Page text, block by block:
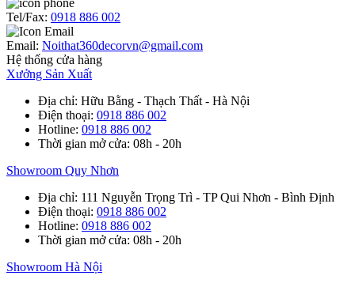
Tel/Fax: 0918 886 002
Email: Noithat360decorvn@gmail.com
Hệ thống cửa hàng
Xưởng Sản Xuất
Địa chỉ: Hữu Bằng - Thạch Thất - Hà Nội
Điện thoại: 0918 886 002
Hotline: 0918 886 002
Thời gian mở cửa: 08h - 20h
Showroom Quy Nhơn
Địa chỉ: 111 Nguyễn Trọng Trì - TP Qui Nhơn - Bình Định
Điện thoại: 0918 886 002
Hotline: 0918 886 002
Thời gian mở cửa: 08h - 20h
Showroom Hà Nội